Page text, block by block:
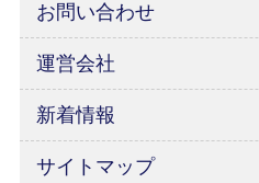
お問い合わせ
運営会社
新着情報
サイトマップ